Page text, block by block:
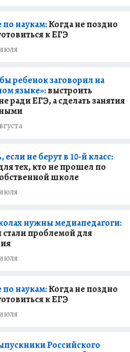
наукам:Когда не поздно
к ЕГЭ
ребенок заговорил на
языке»:выстроить
ради ЕГЭ, а сделать занятия
если не берут в 10-й класс:
тех, кто не прошел по
школе
нужны медиапедагоги:
стали проблемой для
наукам:Когда не поздно
к ЕГЭ
Российского